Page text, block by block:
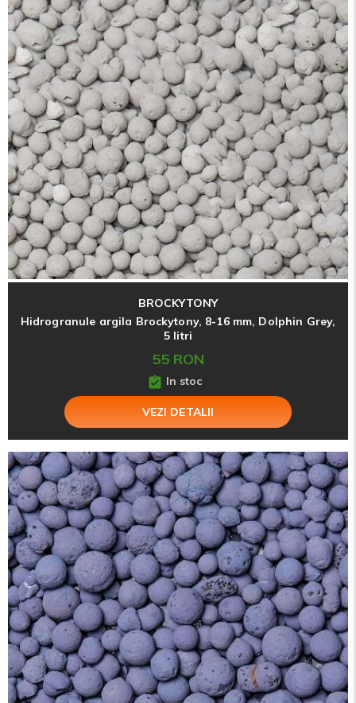
BROCKYTONY
Hidrogranule argila Brockytony, 8-16 mm, Dolphin Grey,
5 litri
55 RON
In stoc
VEZI DETALII